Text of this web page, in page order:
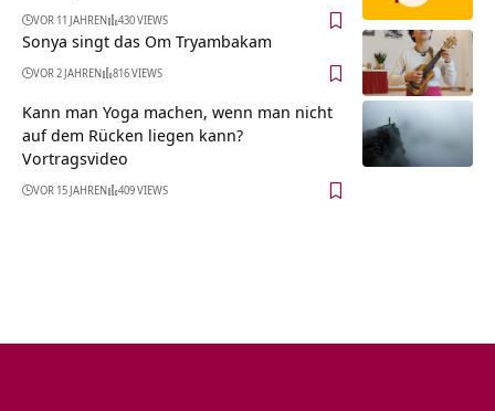
VOR 11 JAHREN 430 VIEWS
Sonya singt das Om Tryambakam
VOR 2 JAHREN 816 VIEWS
Kann man Yoga machen, wenn man nicht
auf dem Rücken liegen kann?
Vortragsvideo
VOR 15 JAHREN 409 VIEWS